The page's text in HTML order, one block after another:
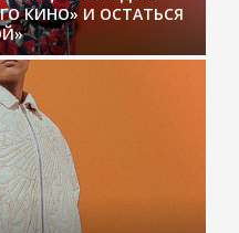
КИНО» И ОСТАТЬСЯ